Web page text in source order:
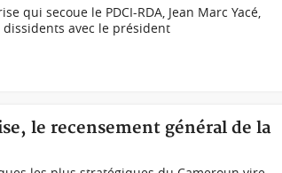
qui secoue le PDCI-RDA, Jean Marc Yacé,
avec le président
le recensement général de la